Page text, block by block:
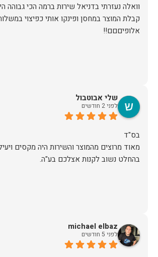
וואלה נעזרתי בדניאל שירות ברמה הכי גבוהה
קבלת המוצר במחסן ופינקו אותי כפיצוי
אלופיםםם!!
שלי אבוטבול
לפני 2 חודשים
מאוד מרוצים מהמוצר והשירות היה מקסים
בהחלט נשוב לקנות אצלכם בע"ה.
michael elbaz
לפני 5 חודשים